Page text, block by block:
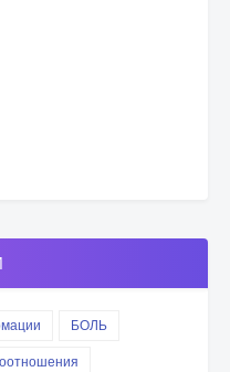
БОЛЬ